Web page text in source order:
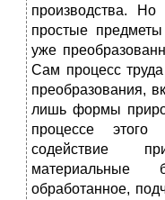
производства.
простые
уже
Сам процесс
преобразования,
лишь формы
процессе
содействие
материальные
обработанное,